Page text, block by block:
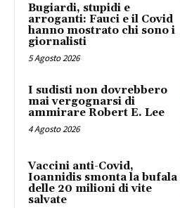
Bugiardi, stupidi e
arroganti: Fauci e il Covid
hanno mostrato chi sono i
giornalisti
5 Agosto 2026
I sudisti non dovrebbero
mai vergognarsi di
ammirare Robert E. Lee
4 Agosto 2026
Vaccini anti-Covid,
Ioannidis smonta la bufala
delle 20 milioni di vite
salvate